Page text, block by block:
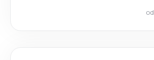
od